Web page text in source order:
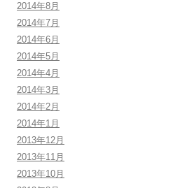
2014年8月
2014年7月
2014年6月
2014年5月
2014年4月
2014年3月
2014年2月
2014年1月
2013年12月
2013年11月
2013年10月